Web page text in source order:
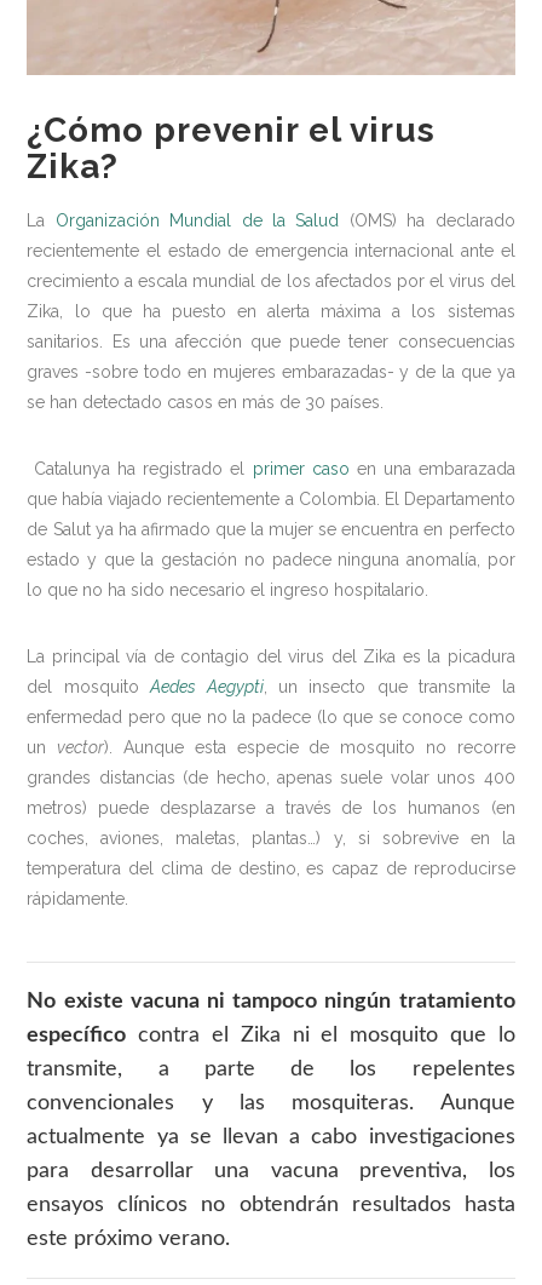
Recomendaciones
Centros sanitarios
Escuelas
Industria Alimentaria
Oficinas
Residencias
Newsletter
Contacto
¿Cómo prevenir el virus
Zika?
La Organización Mundial de la Salud
(OMS) ha declarado
recientemente el estado de emergencia internacional ante el
crecimiento a escala mundial de los afectados por el virus del
Zika, lo que ha puesto en alerta máxima a los sistemas
sanitarios. Es una afección que puede tener consecuencias
graves -sobre todo en mujeres embarazadas- y de la que ya
se han detectado casos en más de 30 países.
Catalunya ha registrado el primer caso en una embarazada
que había viajado recientemente a Colombia. El Departamento
de Salut ya ha afirmado que la mujer se encuentra en perfecto
estado y que la gestación no padece ninguna anomalía, por
lo que no ha sido necesario el ingreso hospitalario.
La principal vía de contagio del virus del Zika es la picadura
del mosquitoAedes Aegypti, un insecto que transmite la
enfermedad pero que no la padece (lo que se conoce como
un vector). Aunque esta especie de mosquito no recorre
grandes distancias (de hecho, apenas suele volar unos 400
metros) puede desplazarse a través de los humanos (en
coches, aviones, maletas, plantas…) y, si sobrevive en la
temperatura del clima de destino, es capaz de reproducirse
rápidamente.
No existe vacuna ni tampoco ningún tratamiento
específico contra el Zika ni el mosquito que lo
transmite, a parte de los repelentes
convencionales y las mosquiteras. Aunque
actualmente ya se llevan a cabo investigaciones
para desarrollar una vacuna preventiva, los
ensayos clínicos no obtendrán resultados hasta
este próximo verano.